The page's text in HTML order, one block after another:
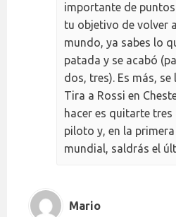
importante de
tu objetivo de volver
mundo, ya sabes lo
patada y se acabó
dos, tres). Es más,
Tira a Rossi en
hacer es quitarte
piloto y, en la
mundial, saldrás el
Mario